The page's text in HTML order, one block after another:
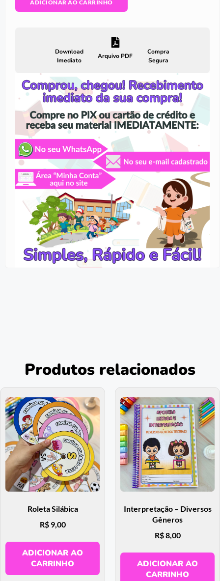
ADICIONAR AO CARRINHO
Download
Imediato
Arquivo PDF
Compra
Segura
Produtos relacionados
Roleta Silábica
R$9,00
ADICIONAR AO
CARRINHO
Interpretação – Diversos
Gêneros
R$8,00
ADICIONAR AO
CARRINHO